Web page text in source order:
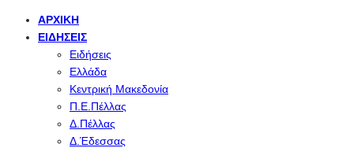
ΑΡΧΙΚΉ
ΕΙΔΉΣΕΙΣ
Ειδήσεις
Ελλάδα
Κεντρική Μακεδονία
Π.Ε.Πέλλας
Δ.Πέλλας
Δ.Έδεσσας